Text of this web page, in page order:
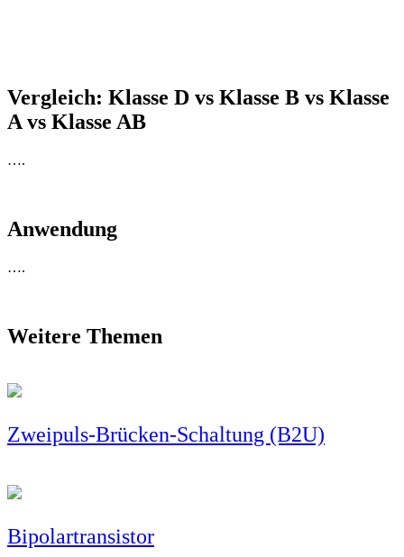
Vergleich: Klasse D vs Klasse B vs Klasse
A vs Klasse AB
….
Anwendung
….
Weitere Themen
Zweipuls-Brücken-Schaltung (B2U)
Bipolartransistor